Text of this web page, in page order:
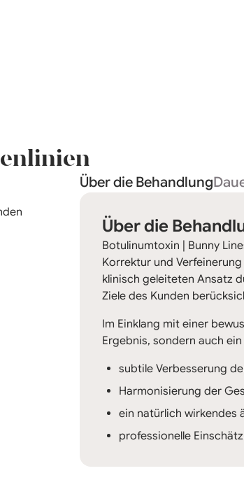
Über die Behandlung
Über die
Botulinumtoxin | Bunny
Korrektur und
klinisch geleiteten Ansatz
Ziele des Kunden
Im Einklang mit einer
Ergebnis, sondern auch
subtile Verbesserung
Harmonisierung der
ein natürlich wirkendes
professionelle